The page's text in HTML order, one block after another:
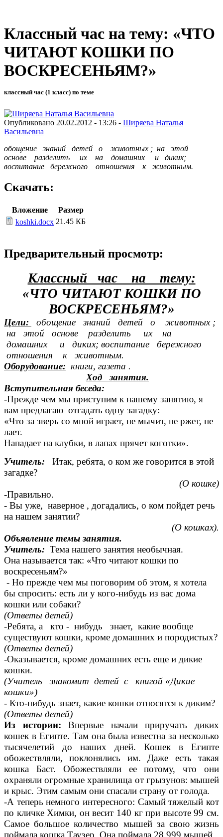
Классный час на тему: «ЧТО
ЧИТАЮТ КОШКИ ПО
ВОСКРЕСЕНЬЯМ?»
классный час (1 класс) по теме
Опубликовано 20.02.2012 - 13:26 - Ширяева Наталья
Васильевна
обощение знаний детей о животных ; на этой
основе разделить их на домашних и диких;
воспитание бережного отношения к животным.
Скачать:
Вложение
Размер
koshki.docx 21.45 КБ
Предварительный просмотр:
Классный час на тему:
«ЧТО ЧИТАЮТ КОШКИ ПО
ВОСКРЕСЕНЬЯМ?»
Цели:
обощение знаний детей о животных ;
на этой основе разделить их на
домашних и диких; воспитание бережного
отношения к животным.
Оборудование: книги, газета .
Ход занятия.
Вступительная беседа:
-Прежде чем мы приступим к нашему занятию, я
вам предлагаю отгадать одну загадку:
«Что за зверь со мной играет, не мычит, не ржет, не
лает.
Нападает на клубки, в лапах прячет коготки».
Учитель: Итак, ребята, о ком же говорится в этой
загадке?
(О кошке)
-Правильно.
- Вы уже, наверное , догадались, о ком пойдет речь
на нашем занятии?
(О кошках).
Объявление темы занятия.
Учитель: Тема нашего занятия необычная.
Она называется так: «Что читают кошки по
воскресеньям?»
- Но прежде чем мы поговорим об этом, я хотела
бы спросить: есть ли у кого-нибудь из вас дома
кошки или собаки?
(Ответы детей)
-Ребята, а кто - нибудь знает, какие вообще
существуют кошки, кроме домашних и породистых?
(Ответы детей)
-Оказывается, кроме домашних есть еще и дикие
кошки.
(Учитель знакомит детей с книгой «Дикие
кошки»)
- Кто-нибудь знает, какие кошки относятся к диким?
(Ответы детей)
Из истории:Впервые начали приручать диких
кошек в Египте. Там она была известна за несколько
тысячелетий до наших дней. Кошек в Египте
обожествляли, поклонялись им. Даже есть такая
кошка Баст. Обожествляли ее потому, что они
охраняли огромные хранилища от грызунов: мышей
и крыс. Этим самым они спасали страну от голода.
-А теперь немного интересного: Самый тяжелый кот
по кличке Химки, он весит 140 кг при высоте 99 см.
Самое большое количество мышей за свою жизнь
поймала кошка Таузер. Она поймала 28.999 мышей.